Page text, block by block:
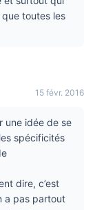
toutes les
15 févr. 2016
une idée de se
spécificités
dire, c’est
a pas partout